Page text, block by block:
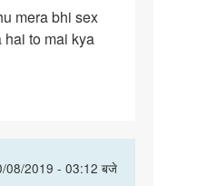
mera bhi sex
hai to mai kya
08/2019 - 03:12 बजे